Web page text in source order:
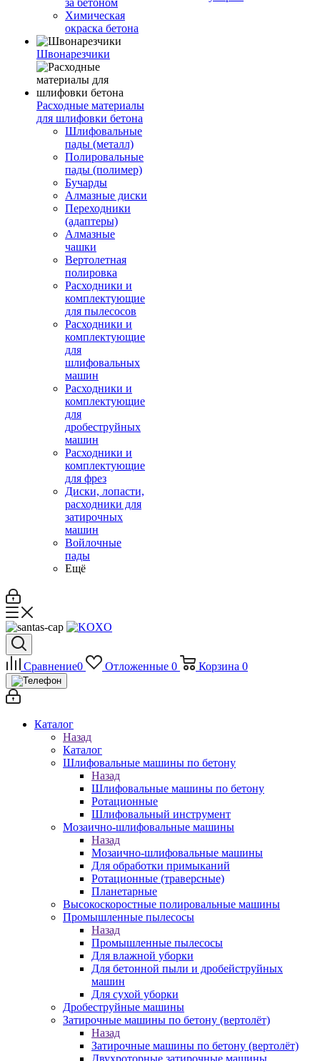
за бетоном
Химическая
окраска бетона
Швонарезчики
Расходные материалы
для шлифовки бетона
Шлифовальные
пады (металл)
Полировальные
пады (полимер)
Бучарды
Алмазные диски
Переходники
(адаптеры)
Алмазные
чашки
Вертолетная
полировка
Расходники и
комплектующие
для пылесосов
Расходники и
комплектующие
для
шлифовальных
машин
Расходники и
комплектующие
для
дробеструйных
машин
Расходники и
комплектующие
для фрез
Диски, лопасти,
расходники для
затирочных
машин
Войлочные
пады
Ещё
Сравнение0 Отложенные 0 Корзина 0
Каталог
Назад
Каталог
Шлифовальные машины по бетону
Назад
Шлифовальные машины по бетону
Ротационные
Шлифовальный инструмент
Мозаично-шлифовальные машины
Назад
Мозаично-шлифовальные машины
Для обработки примыканий
Ротационные (траверсные)
Планетарные
Высокоскоростные полировальные машины
Промышленные пылесосы
Назад
Промышленные пылесосы
Для влажной уборки
Для бетонной пыли и дробейструйных
машин
Для сухой уборки
Дробеструйные машины
Затирочные машины по бетону (вертолёт)
Назад
Затирочные машины по бетону (вертолёт)
Двухроторные затирочные машины